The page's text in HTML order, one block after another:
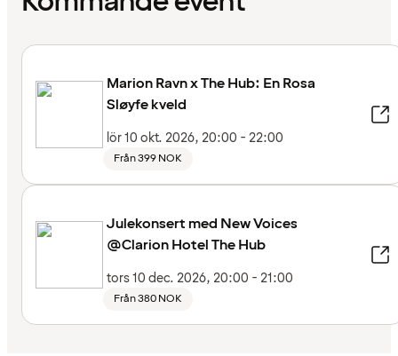
Marion Ravn x The Hub: En Rosa
Sløyfe kveld
lör 10 okt. 2026, 20:00 - 22:00
Från 399 NOK
Julekonsert med New Voices
@Clarion Hotel The Hub
tors 10 dec. 2026, 20:00 - 21:00
Från 380 NOK